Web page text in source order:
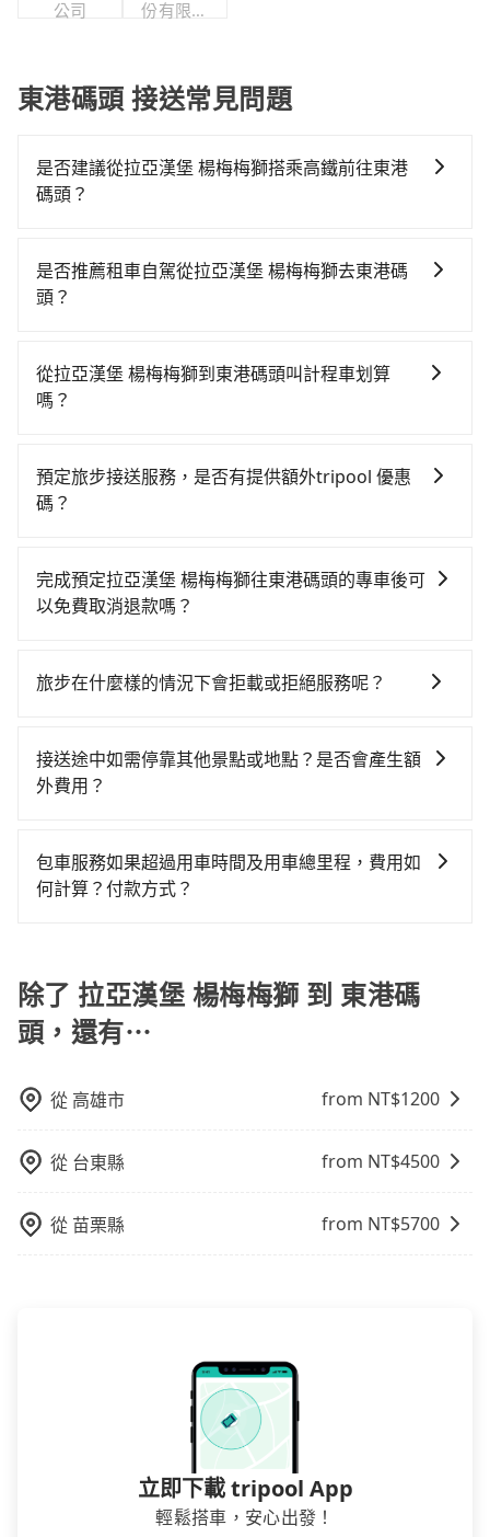
公司
份有限公
東港碼頭 接送常見問題
是否建議從拉亞漢堡 楊梅梅獅搭乘高鐵前往東港
碼頭？
時、較貴！從最早06:49一直到22:35，桃園-左營一天最
多有58班次高鐵可搭乘。假設從拉亞漢堡 楊梅梅獅 (桃
站、現場購票並於月台排隊的時間約15分鐘，再乘坐
84~111分鐘（平均101分）的高鐵從桃園站前往左營高
後，抵達東港碼頭 (屏東縣東港鎮) 的目的地。全程加上
轉車時間共3小時31分鐘，假設4位同行，高鐵加轉乘之
分鐘。長距離移動確實搭乘高鐵可以比坐車快11分鐘，
但卻要額外支出約1,080元的交通費，所以對於不是這麼
最多可再節省50%的交通費用。
是否推薦租車自駕從拉亞漢堡 楊梅梅獅去東港碼
頭？
在車上休息，那在桃園市楊梅區有約15間租車車行，比
方說順鑫國際租賃、尊希雅小客車租賃、鈞盛小客車租
Starex或Volkswagen T5，一天$4,500起，油錢（每公
里約3元）、eTag（每公里約1元）、路邊停車（每小時
100~2,000元不等的費用。由於絕大多數的租車公司都
沒有提供甲租乙還的服務，假設你當天就往返拉亞漢堡
天只需要單程前往，隔天或多天後才需返回，租車就非
過程繁瑣，租還通常需額外花費30分鐘做簽約與車體檢
查，甚至還要先自行加滿油，如遇到不肖業者，還車時
從拉亞漢堡 楊梅梅獅到東港碼頭叫計程車划算
嗎？
灣大車隊、Uber、Line Taxi、Yoxi等，如果在路邊攔不
到車，也可考慮打電話至附近的計程車隊，如浩克計程
tripool可省高達$4,100。但如果要考慮到回程，屏東縣
僅有合法計程車約370輛，數量約為桃園市的5%、密度
漢堡 楊梅梅獅到東港碼頭的最佳選擇。
預定旅步接送服務，是否有提供額外tripool 優惠
碼？
折優惠，只需在預定去程時勾選下方選項：「預定來
回，價錢更優惠」，即可獲取回程95折折價券，供您預
完成預定拉亞漢堡 楊梅梅獅往東港碼頭的專車後可
以免費取消退款嗎？
論任何理由，保證全額退費，且不收取任何手續費。
旅步在什麼樣的情況下會拒載或拒絕服務呢？
原因，司機有權拒絕服務： 1) 當日搭車人數或行李超過
訂購時填寫的數量。請務必確實填寫當日實際攜帶的行
童的安全，依道路交通安全規則規定，四歲以下的孩童
必須乘坐兒童座椅。 3) 搭乘寵物友善專車卻沒有裝籠。
接送途中如需停靠其他景點或地點？是否會產生額
外費用？
靠，您可以參考我們的「加點服務」，每個點距離在 5
公里內，需額外支付 200 元，且每個點最多停留 5 分
包車服務如果超過用車時間及用車總里程，費用如
何計算？付款方式？
定的里程數，每10公里加收150元的費用。這些額外費
用可以在下車前付現給司機。
除了 拉亞漢堡 楊梅梅獅 到 東港碼
頭，還有⋯
從 高雄市 from NT$1200
從 台東縣 from NT$4500
從 苗栗縣 from NT$5700
立即下載 tripool App
輕鬆搭車，安心出發！